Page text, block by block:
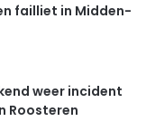
failliet in Midden-
weer incident
Roosteren